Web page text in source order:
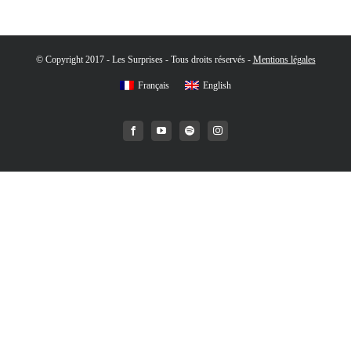
© Copyright 2017 - Les Surprises - Tous droits réservés - Mentions légales
Français English
FacebookYouTubeSpotifyInstagram